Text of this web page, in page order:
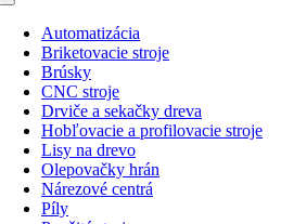
Toggle
NavigationAutomatizácia
Briketovacie stroje
Brúsky
CNC stroje
Drviče a sekačky dreva
Hobľovacie a profilovacie stroje
Lisy na drevo
Olepovačky hrán
Nárezové centrá
Píly